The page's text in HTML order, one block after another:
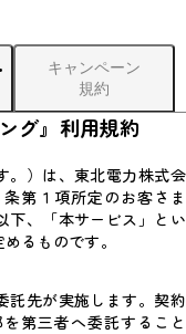
キャンペーン
規約
グ』利用規約
。）は、東北電力株式会
第１項所定のお客さま
下、「本サービス」とい
るものです。
託先が実施します。契約
第三者へ委託すること